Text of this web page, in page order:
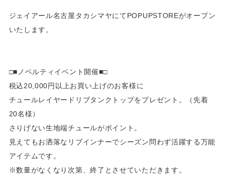
ジェイアール名古屋タカシマヤにてPOPUPSTOREがオープン
いたします。
□■ノベルティイベント開催■□
税込20,000円以上お買い上げのお客様に
チュールレイヤードリブタンクトップをプレゼント。（先着
20名様）
さりげない生地端チュールがポイント。
見えてもお洒落なリブインナーでシーズン問わず活躍する万能
アイテムです。
※数量がなくなり次第、終了とさせていただきます。